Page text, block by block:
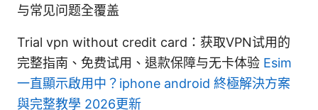
与常见问题全覆盖
Trial vpn without credit card：获取VPN试用的
完整指南、免费试用、退款保障与无卡体验 Esim
一直顯示啟用中？iphone android 終極解決方案
與完整教學 2026更新